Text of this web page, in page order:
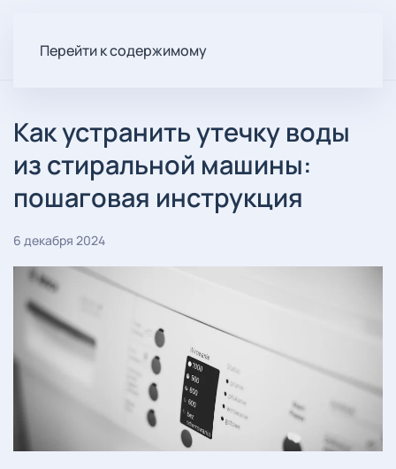
Перейти к содержимому
Как устранить утечку воды
из стиральной машины:
пошаговая инструкция
6 декабря 2024